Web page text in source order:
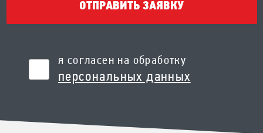
ОТПРАВИТЬ ЗАЯВКУ
я согласен на обработку
персональных данных